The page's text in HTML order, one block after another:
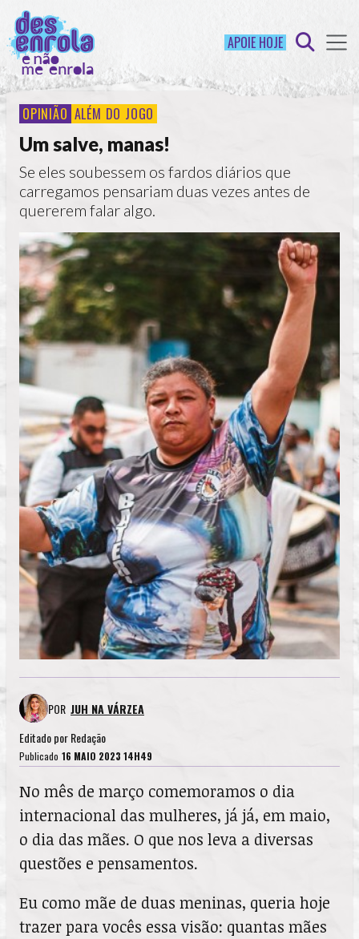
APOIE HOJE
OPINIÃO ALÉM DO JOGO
Um salve, manas!
Se eles soubessem os fardos diários que
carregamos pensariam duas vezes antes de
quererem falar algo.
POR JUH NA VÁRZEA
Editado porRedação
Publicado 16 MAIO 2023 14H49
No mês de março comemoramos o dia
internacional das mulheres, já já, em maio,
o dia das mães. O que nos leva a diversas
questões e pensamentos.
Eu como mãe de duas meninas, queria hoje
trazer para vocês essa visão: quantas mães